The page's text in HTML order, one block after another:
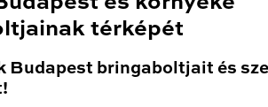
térképét
Budapest bringaboltjait és